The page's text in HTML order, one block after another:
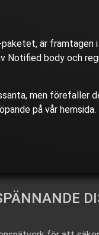
är
Notified body och
men
på vår hemsida.